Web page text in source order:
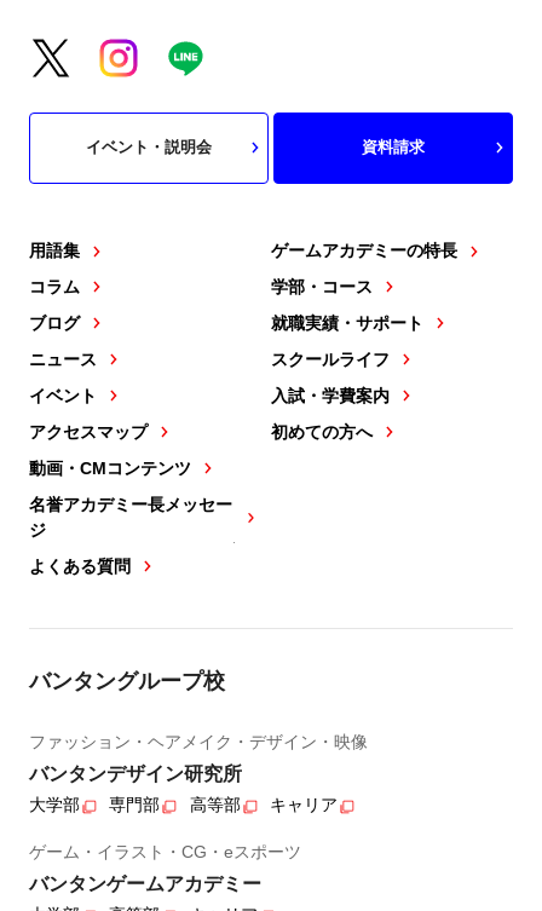
用語集
コラム
ブログ
ニュース
イベント
アクセスマップ
動画・CMコンテンツ
名誉アカデミー長メッセー
ジ
よくある質問
ゲームアカデミーの特長
学部・コース
就職実績・サポート
スクールライフ
入試・学費案内
初めての方へ
イベント・説明会 資料請求
バンタングループ校
ファッション・ヘアメイク・デザイン・映像
バンタンデザイン研究所
大学部 専門部 高等部 キャリア
ゲーム・イラスト・CG・eスポーツ
バンタンゲームアカデミー